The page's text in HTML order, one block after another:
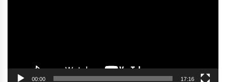
00:00 17:16